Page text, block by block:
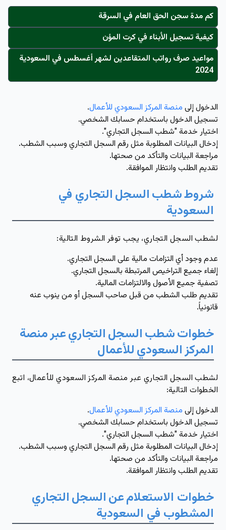
كم مدة سجن الحق العام في السرقة
كيفية تسجيل الأبناء في كرت المؤن
مواعيد صرف رواتب المتقاعدين لشهر أغسطس في السعودية
2024
الدخول إلى منصة المركز السعودي للأعمال.
تسجيل الدخول باستخدام حسابك الشخصي.
اختيار خدمة "شطب السجل التجاري".
إدخال البيانات المطلوبة مثل رقم السجل التجاري وسبب الشطب.
مراجعة البيانات والتأكد من صحتها.
تقديم الطلب وانتظار الموافقة.
شروطشطبالسجلالتجاري في
السعودية
لشطب السجل التجاري، يجب توفر الشروط التالية:
عدم وجود أي التزامات مالية على السجل التجاري.
إلغاء جميع التراخيص المرتبطة بالسجل التجاري.
تصفية جميع الأصول والالتزامات المالية.
تقديم طلب الشطب من قبل صاحب السجل أو من ينوب عنه
قانونياً.
خطواتشطبالسجلالتجاريعبرمنصة
المركزالسعوديللأعمال
لشطب السجل التجاري عبر منصة المركز السعودي للأعمال، اتبع
الخطوات التالية:
الدخول إلى منصة المركز السعودي للأعمال.
تسجيل الدخول باستخدام حسابك الشخصي.
اختيار خدمة "شطب السجل التجاري".
إدخال البيانات المطلوبة مثل رقم السجل التجاري وسبب الشطب.
مراجعة البيانات والتأكد من صحتها.
تقديم الطلب وانتظار الموافقة.
خطوات الاستعلامعنالسجلالتجاري
المشطوب في السعودية